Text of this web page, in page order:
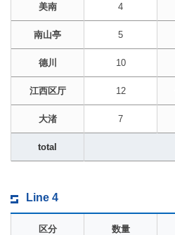
total
美南 4
南山亭 5
德川 10
江西区厅 12
大渚 7
Line 4
区分 数量